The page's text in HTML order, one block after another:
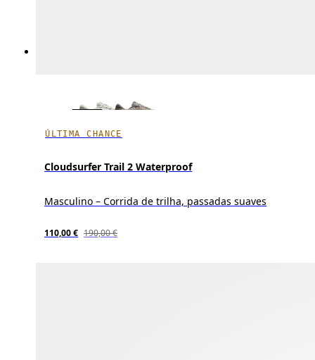
ÚLTIMA CHANCE
Cloudsurfer Trail 2 Waterproof
Masculino – Corrida de trilha, passadas suaves
110,00 € 190,00 €